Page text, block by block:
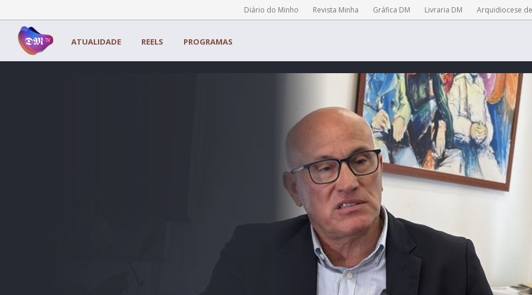
Diário do Minho Revista Minha Gráfica DM Livraria DM Arquidiocese
ATUALIDADE REELS PROGRAMAS